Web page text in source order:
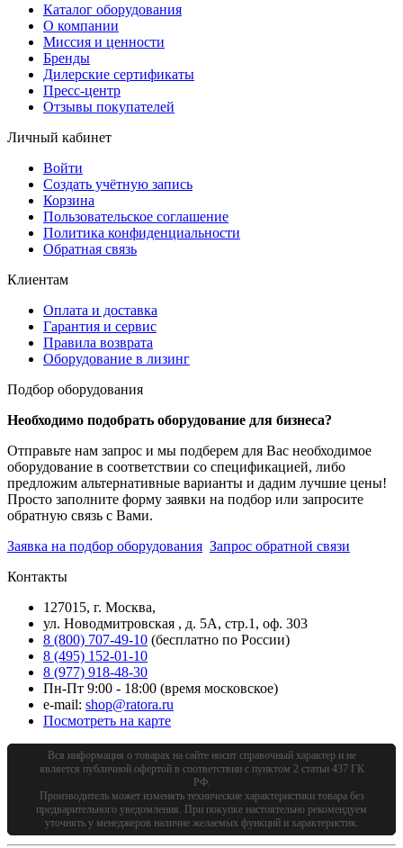
Каталог оборудования
О компании
Миссия и ценности
Бренды
Дилерские сертификаты
Пресс-центр
Отзывы покупателей
Личный кабинет
Войти
Создать учётную запись
Корзина
Пользовательское соглашение
Политика конфиденциальности
Обратная связь
Клиентам
Оплата и доставка
Гарантия и сервис
Правила возврата
Оборудование в лизинг
Подбор оборудования
Необходимо подобрать оборудование для бизнеса?
Отправьте нам запрос и мы подберем для Вас необходимое
оборудование в соответствии со спецификацией, либо
предложим альтернативные варианты и дадим лучшие цены!
Просто заполните форму заявки на подбор или запросите
обратную связь с Вами.
Заявка на подбор оборудования Запрос обратной связи
Контакты
127015, г. Москва,
ул. Новодмитровская , д. 5А, стр.1, оф. 303
8 (800) 707-49-10 (бесплатно по России)
8 (495) 152-01-10
8 (977) 918-48-30
Пн-Пт 9:00 - 18:00 (время московское)
e-mail: shop@ratora.ru
Посмотреть на карте
Вся информация о товарах на сайте носит справочный характер и не
является публичной офертой в соответствии с пунктом 2 статьи 437 ГК
РФ.
Производитель может изменять технические характеристики товара без
предварительного уведомления. При покупке настоятельно рекомендуем
уточнять у менеджеров наличие желаемых функций и характеристик.